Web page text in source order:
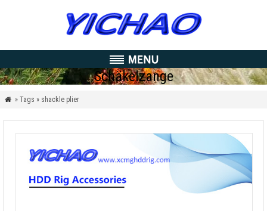
Schäkelzange
 » Tags » shackle plier